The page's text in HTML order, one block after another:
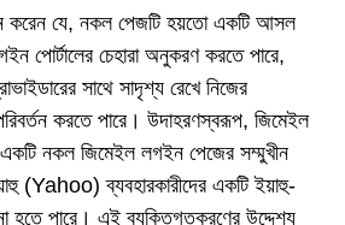
করেন যে, নকল পেজটি হয়তো একটি আসল
পোর্টালের চেহারা অনুকরণ করতে পারে,
সাথে সাদৃশ্য রেখে নিজের
করতে পারে। উদাহরণস্বরূপ, জিমেইল
নকল জিমেইল লগইন পেজের সম্মুখীন
(Yahoo) ব্যবহারকারীদের একটি ইয়াহু-
হতে পারে। এই ব্যক্তিগতকরণের উদ্দেশ্য